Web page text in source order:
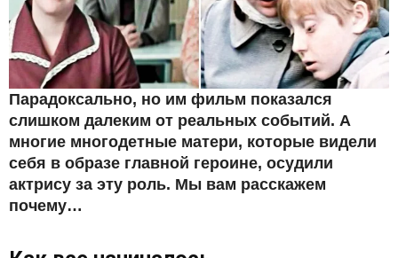
Парадоксально, но им фильм показался
слишком далеким от реальных событий. А
многие многодетные матери, которые видели
себя в образе главной героине, осудили
актрису за эту роль. Мы вам расскажем
почему…